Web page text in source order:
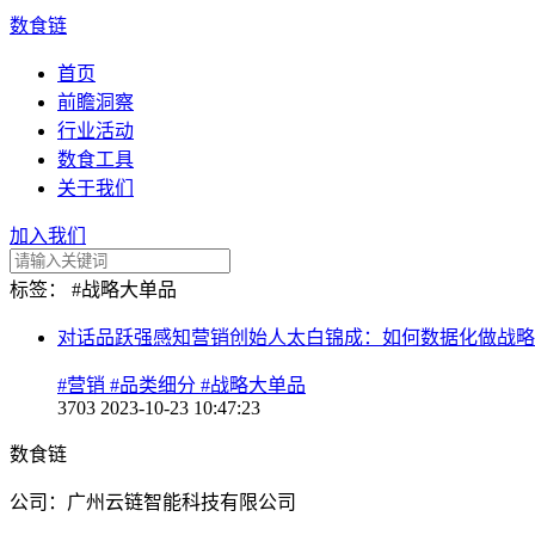
数食链
首页
前瞻洞察
行业活动
数食工具
关于我们
加入我们
标签： #战略大单品
对话品跃强感知营销创始人太白锦成：如何数据化做战
#营销 #品类细分 #战略大单品
3703 2023-10-23 10:47:23
数食链
公司：广州云链智能科技有限公司